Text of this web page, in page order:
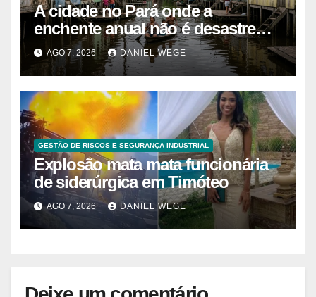
A cidade no Pará onde a
enchente anual não é desastre
mas calendário, as casas são
projetadas com o primeiro andar
descartável, o comércio sobe as
prateleiras 1,5 metro toda vez que
o rio avisa, e o pedreiro que
constrói nessa lógica há 40 anos
explica que a argamassa de baixo
é propositalmente mais fraca para
que a água quebre só o que
precisa ser quebrado
AGO 7, 2026 DANIEL WEGE
GESTÃO DE RISCOS E SEGURANÇA INDUSTRIAL
Explosão mata mata funcionária
de siderúrgica em Timóteo
AGO 7, 2026 DANIEL WEGE